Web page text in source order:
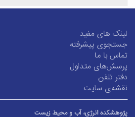
لینک های مفید
جستجوی پیشرفته
تماس با ما
پرسش‌های متداول
دفتر تلفن
نقشه‌ی سایت
پژوهشکده انرژی، آب و محیط زیست